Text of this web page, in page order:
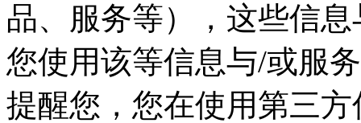
品、服务等），这些信
您使用该等信息与/或服
提醒您，您在使用第三